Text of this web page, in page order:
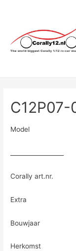
C12P07-
Model :
Corally art.nr.
Extra
Bouwjaar :
Herkomst :